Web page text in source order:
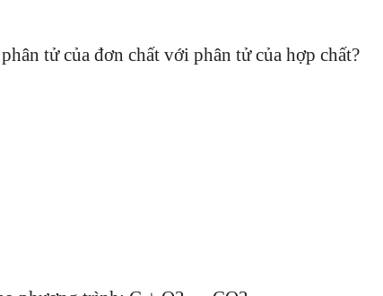
tử của đơn chất với phân tử của hợp chất?